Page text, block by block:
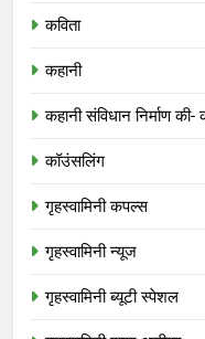
कविता
कहानी
कहानी संविधान निर्माण की-
कॉउंसलिंग
गृहस्वामिनी कपल्स
गृहस्वामिनी न्यूज
गृहस्वामिनी ब्यूटी स्पेशल